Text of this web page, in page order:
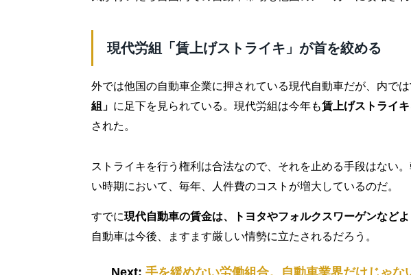
現代労組「賃上げストライキ」が首を絞める
外では他国の自動車企業に押されている現代自動車だが、内では
組」 に足下を見られている。現代労組は今年も賃上げストライキ
された。
ストライキを行う権利は合法なので、それを止める手段はない
い時期において、毎年、人件費のコストが増大しているのだ。
すでに現代自動車の賃金は、トヨタやフォルクスワーゲンなど
自動車は今後、ますます厳しい情勢に立たされるだろう。
Next: 手を緩めない労働組合。自動車業界だけじゃな